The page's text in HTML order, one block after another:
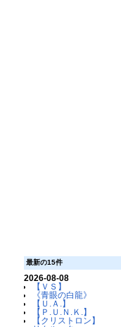
最新の15件
2026-08-08
【ＶＳ】
《青眼の白龍》
【Ｕ.Ａ.】
【Ｐ.Ｕ.Ｎ.Ｋ.】
【クリストロン】